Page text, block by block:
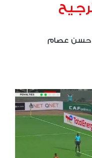
حسن عصام